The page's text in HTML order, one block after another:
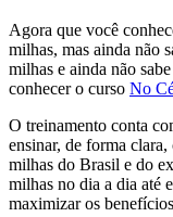
Agora que você
milhas, mas ainda não
milhas e ainda não
conhecer o curso No
O treinamento conta
ensinar, de forma
milhas do Brasil e do
milhas no dia a dia até
maximizar os